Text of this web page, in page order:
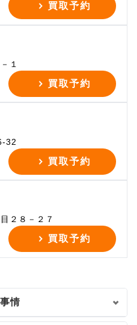
買取予約
１
買取予約
32
買取予約
２８－２７
買取予約
情